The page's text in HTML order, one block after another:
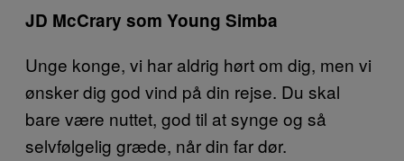
JD McCrary som Young Simba
Unge konge, vi har aldrig hørt om dig, men vi
ønsker dig god vind på din rejse. Du skal
bare være nuttet, god til at synge og så
selvfølgelig græde, når din far dør.